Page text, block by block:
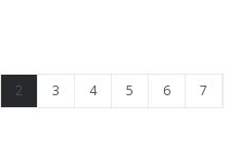
2 3 4 5 6 7